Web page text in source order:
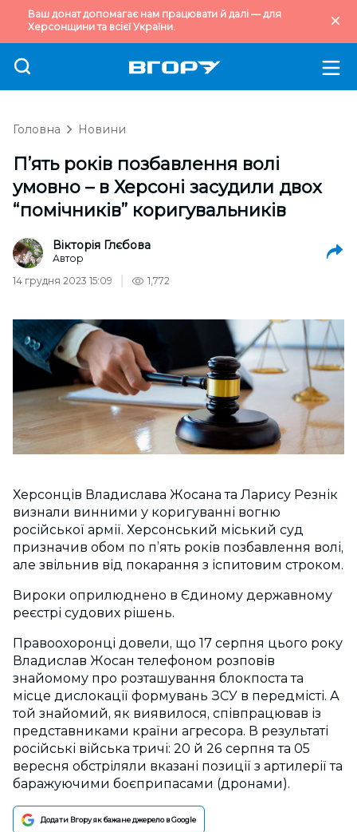
Ваш донат допомагає нам працювати й далі — для
Херсонщини та всієї України.
Головна Новини
П’ять років позбавлення волі
умовно – в Херсоні засудили двох
“помічників” коригувальників
Вікторія Глєбова
Автор
14 грудня 2023 15:09
1,772
Херсонців Владислава Жосана та Ларису Резнік
визнали винними у коригуванні вогню
російської армії. Херсонський міський суд
призначив обом по п’ять років позбавлення волі,
але звільнив від покарання з іспитовим строком.
Вироки оприлюднено в Єдиному державному
реєстрі судових рішень.
Правоохоронці довели, що 17 серпня цього року
Владислав Жосан телефоном розповів
знайомому про розташування блокпоста та
місце дислокації формувань ЗСУ в передмісті. А
той знайомий, як виявилося, співпрацював із
представниками країни агресора. В результаті
російські війська тричі: 20 й 26 серпня та 05
вересня обстріляли вказані позиції з артилерії та
баражуючими боєприпасами (дронами).
Додати Вгору як бажане джерело в Google